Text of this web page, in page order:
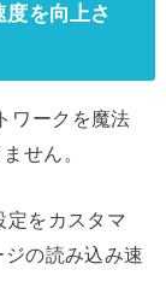
を向上さ
ワークを魔法
せん。
定をカスタマ
の読み込み速